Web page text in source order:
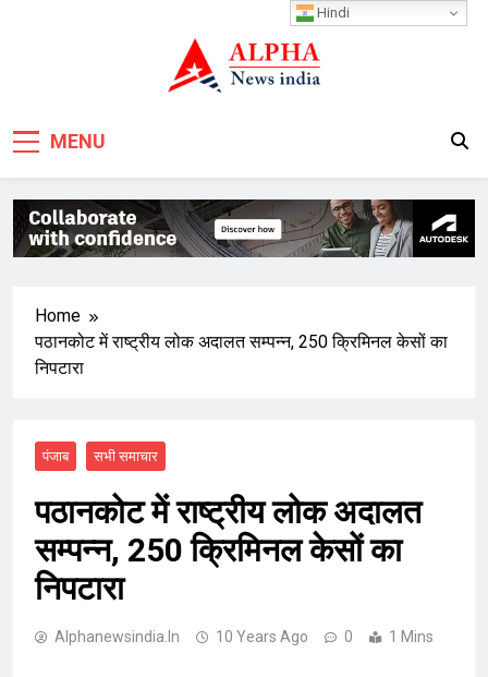
MENU
Home
पठानकोट में राष्ट्रीय लोक अदालत सम्पन्न, 250 क्रिमिनल केसों का
निपटारा
पंजाब सभी समाचार
पठानकोट में राष्ट्रीय लोक अदालत
सम्पन्न, 250 क्रिमिनल केसों का
निपटारा
Alphanewsindia.in 10 Years Ago 0 1 Mins
Hindi